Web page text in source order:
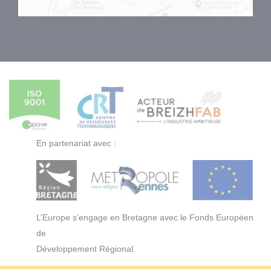
En partenariat avec :
L’Europe s’engage en Bretagne avec le Fonds Européen
de
Développement Régional.